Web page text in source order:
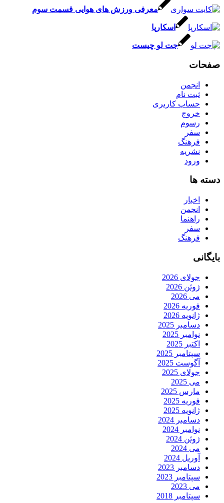
معرفی ورزش های هوایی قسمت سوم
اسکارپا
جت لو چیست
صفحات
انجمن
ثبت نام
حساب کاربری
خروج
رسوم
سفر
فرهنگ
نشریه
ورود
دسته ها
اخبار
انجمن
راهنما
سفر
فرهنگ
بایگانی
جولای 2026
ژوئن 2026
می 2026
فوریه 2026
ژانویه 2026
دسامبر 2025
نوامبر 2025
اکتبر 2025
سپتامبر 2025
آگوست 2025
جولای 2025
می 2025
مارس 2025
فوریه 2025
ژانویه 2025
دسامبر 2024
نوامبر 2024
ژوئن 2024
می 2024
آوریل 2024
دسامبر 2023
سپتامبر 2023
می 2023
سپتامبر 2018